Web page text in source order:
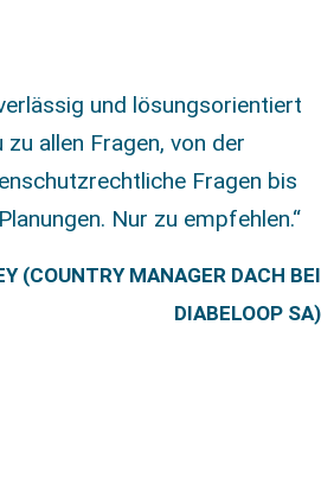
und lösungsorientiert
allen Fragen, von der
Fragen bis
Nur zu empfehlen.“
(COUNTRY MANAGER DACH BEI
DIABELOOP SA)